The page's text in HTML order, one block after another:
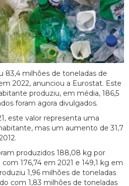
83,4 milhões de toneladas de
2022, anunciou a Eurostat. Este
produziu, em média, 186,5
foram agora divulgados.
este valor representa uma
mas um aumento de 31,7
produzidos 188,08 kg por
176,74 em 2021 e 149,1 kg em
1,96 milhões de toneladas
com 1,83 milhões de toneladas